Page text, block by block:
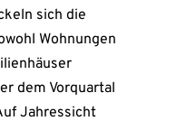
sich die
Wohnungen
dem Vorquartal
Jahressicht